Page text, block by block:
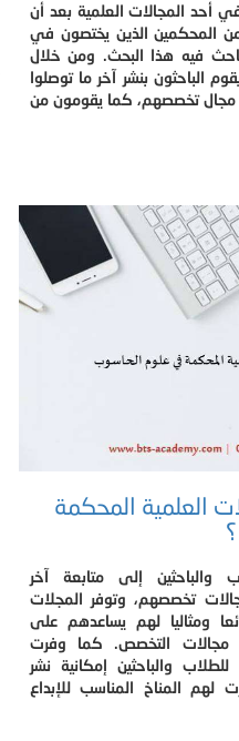
أحد المجالات العلمية بعد أن
المحكمين الذين يختصون في
فيه هذا البحث. ومن خلال
الباحثون بنشر آخر ما توصلوا
مجال تخصصهم، كما يقومون من
العلمية المحكمة
إلى متابعة آخر
تخصصهم، وتوفر المجلات
ومثاليا لهم يساعدهم على
مجالات التخصص. كما وفرت
والباحثين إمكانية نشر
لهم المناخ المناسب للإبداع